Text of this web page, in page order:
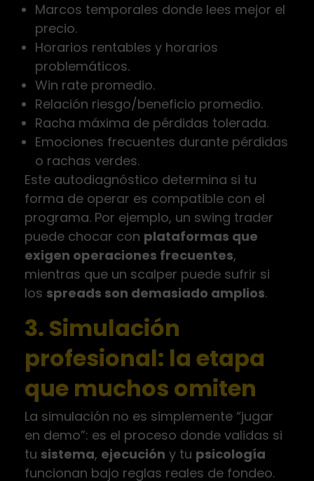
Marcos temporales donde lees mejor el
precio.
Horarios rentables y horarios
problemáticos.
Win rate promedio.
Relación riesgo/beneficio promedio.
Racha máxima de pérdidas tolerada.
Emociones frecuentes durante pérdidas
o rachas verdes.
Este autodiagnóstico determina si tu
forma de operar es compatible con el
programa. Por ejemplo, un swing trader
puede chocar con plataformas que
exigen operaciones frecuentes,
mientras que un scalper puede sufrir si
los spreads son demasiado amplios.
3. Simulación
profesional: la etapa
que muchos omiten
La simulación no es simplemente “jugar
en demo”: es el proceso donde validas si
tu sistema, ejecución y tu psicología
funcionan bajo reglas reales de fondeo.